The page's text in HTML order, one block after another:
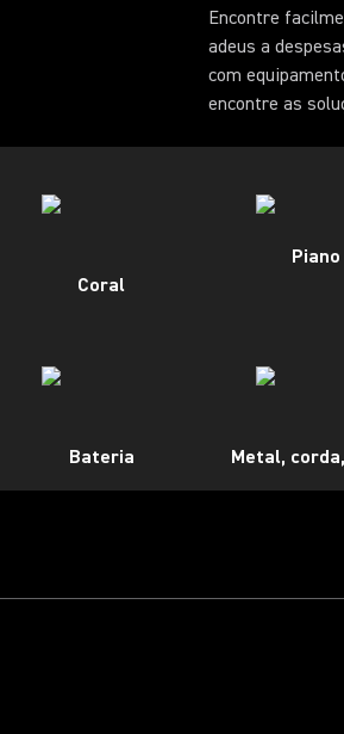
Encontre
adeus a
com
encontre as
Coral
Piano
Bateria Metal,